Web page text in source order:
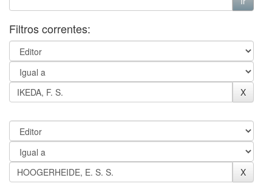
Filtros correntes: